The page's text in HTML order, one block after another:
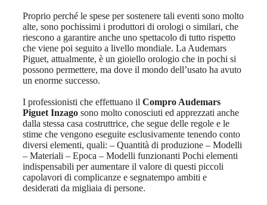
Proprio perché le spese per sostenere tali eventi sono molto
alte, sono pochissimi i produttori di orologi o similari, che
riescono a garantire anche uno spettacolo di tutto rispetto
che viene poi seguito a livello mondiale. La Audemars
Piguet, attualmente, è un gioiello orologio che in pochi si
possono permettere, ma dove il mondo dell’usato ha avuto
un enorme successo.
I professionisti che effettuano il Compro Audemars
Piguet Inzago sono molto conosciuti ed apprezzati anche
dalla stessa casa costruttrice, che segue delle regole e le
stime che vengono eseguite esclusivamente tenendo conto
diversi elementi, quali: – Quantità di produzione – Modelli
– Materiali – Epoca – Modelli funzionanti Pochi elementi
indispensabili per aumentare il valore di questi piccoli
capolavori di complicanze e segnatempo ambiti e
desiderati da migliaia di persone.